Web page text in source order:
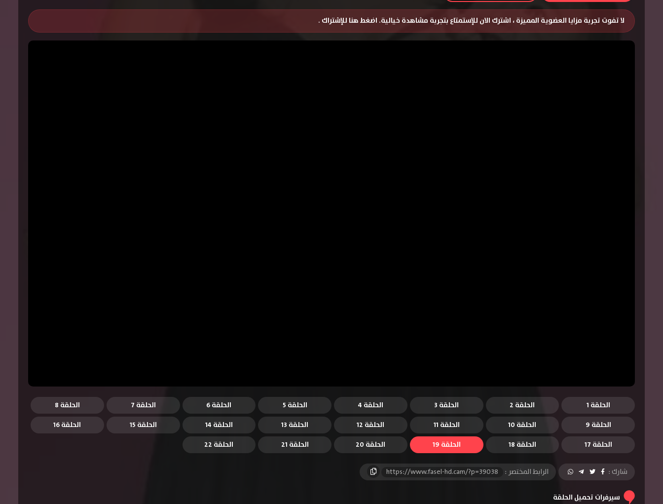
لا تفوت تجربة مزايا العضوية المميزة ، اشترك الان للإستمتاع بتجربة مشاهدة خيالية. اضغط هنا للإشتراك .
الحلقة 1 الحلقة 2 الحلقة 3 الحلقة 4 الحلقة 5 الحلقة 6 الحلقة 7
الحلقة 8
الحلقة 9
الحلقة 10 الحلقة 11 الحلقة 12 الحلقة 13 الحلقة 14 الحلقة 15
الحلقة 16
الحلقة 17
الحلقة 18 الحلقة 19 الحلقة 20 الحلقة 21 الحلقة 22
شارك : الرابط المختصر : https://www.fasel-hd.cam/?p=39038
سيرفرات تحميل الحلقة